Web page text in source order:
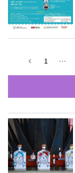
メキシコ旅行
メキシコの記念日
お問合せ
Contact
1 …